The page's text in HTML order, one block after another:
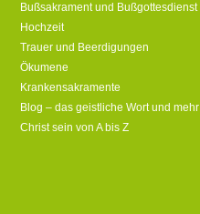
Bußsakrament und Bußgottesdienst
Hochzeit
Trauer und Beerdigungen
Ökumene
Krankensakramente
Blog – das geistliche Wort und mehr
Christ sein von A bis Z